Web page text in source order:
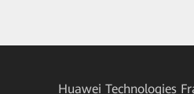
Huawei Technologies